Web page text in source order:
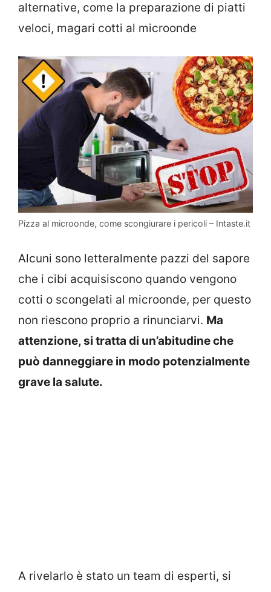
alternative, come la preparazione di piatti
veloci, magari cotti al microonde
Pizza al microonde, come scongiurare i pericoli – Intaste.it
Alcuni sono letteralmente pazzi del sapore
che i cibi acquisiscono quando vengono
cotti o scongelati al microonde, per questo
non riescono proprio a rinunciarvi. Ma
attenzione, si tratta di un’abitudine che
può danneggiare in modo potenzialmente
grave la salute.
A rivelarlo è stato un team di esperti, si